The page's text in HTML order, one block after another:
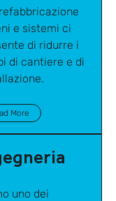
e sistemi ci
di ridurre i
di cantiere e di
More
uno dei